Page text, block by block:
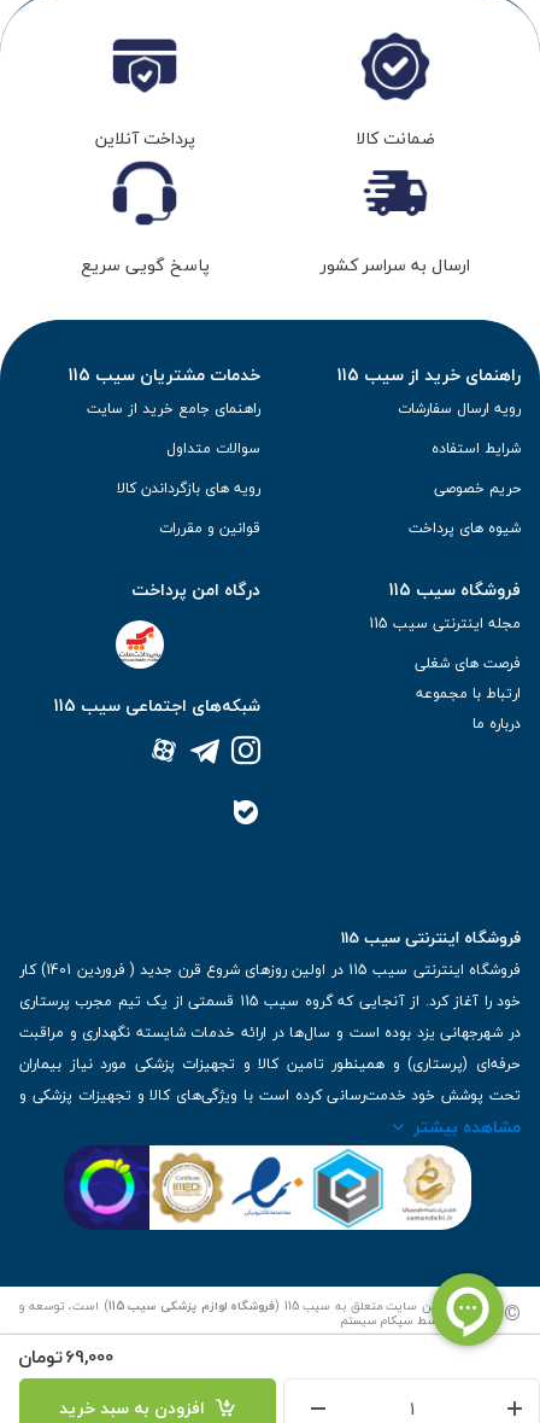
69,000تومان
افزودن به سبد خرید
ضمانت کالا پرداخت آنلاین
ارسال به سراسر کشور پاسخ گویی سریع
راهنمای خرید از سیب 115
رویه ارسال سفارشات
شرایط استفاده
حریم خصوصی
شیوه های پرداخت
خدمات مشتریان سیب 115
راهنمای جامع خرید از سایت
سوالات متداول
رویه های بازگرداندن کالا
قوانین و مقررات
فروشگاه سیب 115
مجله اینترنتی سیب 115
فرصت های شغلی
ارتباط با مجموعه
درباره ما
درگاه امن پرداخت
شبکه‌های اجتماعی سیب 115
فروشگاه اینترنتی سیب 115
فروشگاه اینترنتی سیب 115 در اولین روزهای شروع قرن جدید ( فروردین 1401) کار
خود را آغاز کرد. از آنجایی که گروه سیب 115 قسمتی از یک تیم مجرب پرستاری
در شهرجهانی یزد بوده است و سال‌ها در ارائه خدمات شایسته نگهداری و مراقبت
حرفه‌ای (پرستاری) و همینطور تامین کالا و تجهیزات پزشکی مورد نیاز بیماران
تحت پوشش خود خدمت‌رسانی کرده است با ویژگی‌های کالا و تجهیزات پزشکی و
برترین برندهای موجود در بازار اطلاعات بسیار ارزشمندی را دارا می‌باشد
| تلفن تماس : 36333383-035 | ایمیل: Info@Sib115.com
مشاهده بیشتر
© کلیه حقوق این سایت متعلق به سیب 115 ( فروشگاه لوازم پزشکی سیب 115 ) است، توسعه و
کدنویسی توسط سپکام سیستم